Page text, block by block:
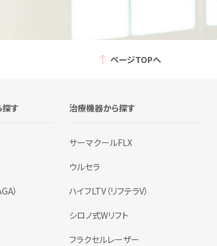
ページTOPへ
探す
）
治療機器から探す
サーマクールFLX
ウルセラ
ハイフLTV（リフテラV）
シロノ式Wリフト
フラクセルレーザー